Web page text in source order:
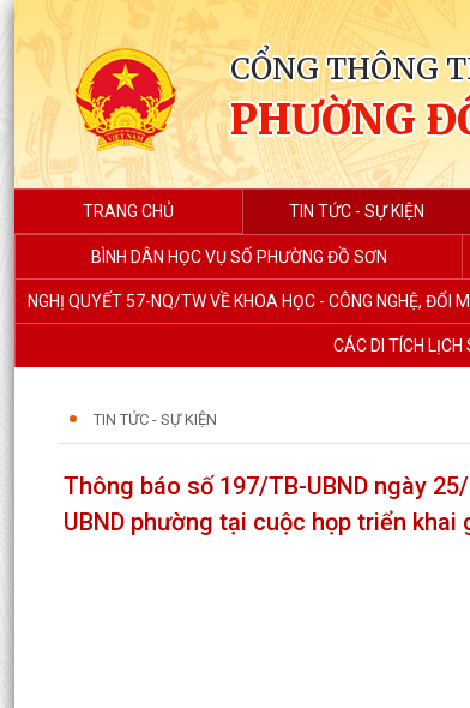
CỔNG THÔNG
PHƯỜNG
TRANG CHỦ TIN TỨC - SỰ KIỆN
BÌNH DÂN HỌC VỤ SỐ PHƯỜNG ĐỒ SƠN
NGHỊ QUYẾT 57-NQ/TW VỀ KHOA HỌC - CÔNG NGHỆ, ĐỔI
CÁC DI TÍCH LỊCH
TIN TỨC - SỰ KIỆN
Thông báo số 197/TB-UBND ngày
UBND phường tại cuộc họp triển